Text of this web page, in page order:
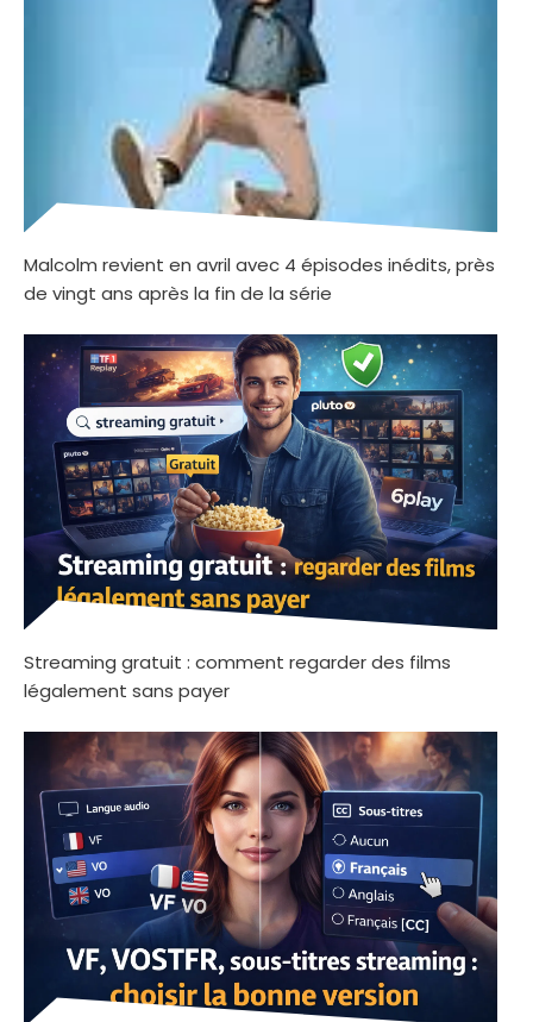
Malcolm revient en avril avec 4 épisodes inédits, près
de vingt ans après la fin de la série
Streaming gratuit : comment regarder des films
légalement sans payer